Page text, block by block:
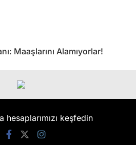
Maaşlarını Alamıyorlar!
hesaplarımızı keşfedin